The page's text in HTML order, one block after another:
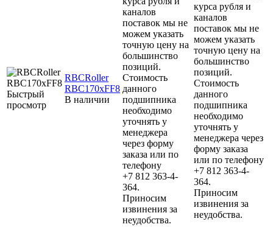
Быстрый
просмотр
RBCRoller
RBC170xFF8
В наличии
каналов
поставок мы не
можем указать
точную цену на
большинство
позиций.
Стоимость
данного
подшипника
необходимо
уточнять у
менеджера
через форму
заказа или по
телефону
+7 812 363-4-
364.
Приносим
извинения за
неудобства.
курса рубля и
каналов
поставок мы не
можем указать
точную цену на
большинство
позиций.
Стоимость
данного
подшипника
необходимо
уточнять у
менеджера через
форму заказа
или по телефону
+7 812 363-4-
364.
Приносим
извинения за
неудобства.